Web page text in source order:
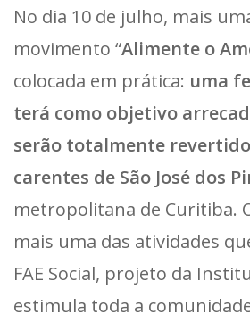
No dia 10 de julho, mais
movimento “Alimente o
colocada em prática: uma
terá como objetivo
serão totalmente
carentes de São José dos
metropolitana de Curitiba.
mais uma das atividades
FAE Social, projeto da
estimula toda a